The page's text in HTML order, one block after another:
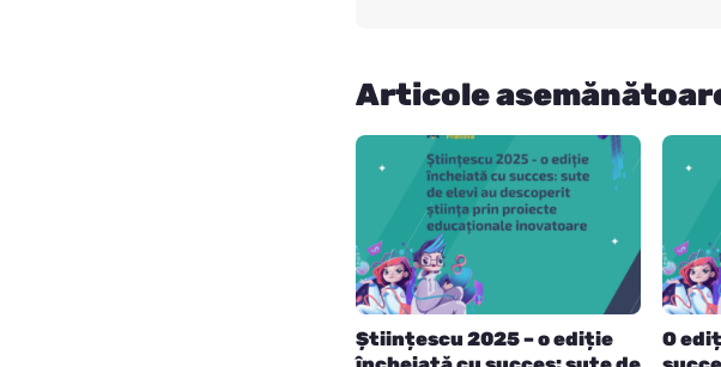
Articole
Științescu 2025 – o ediție
O